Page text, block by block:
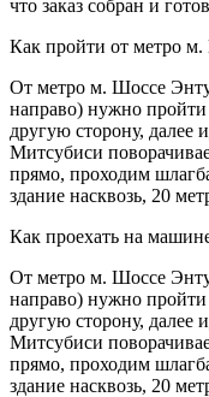
что заказ собран и
Как пройти от метро
От метро м. Шоссе
направо) нужно пройти
другую сторону, далее
Митсубиси
прямо, проходим
здание насквозь, 20
Как проехать на
От метро м. Шоссе
направо) нужно пройти
другую сторону, далее
Митсубиси
прямо, проходим
здание насквозь, 20